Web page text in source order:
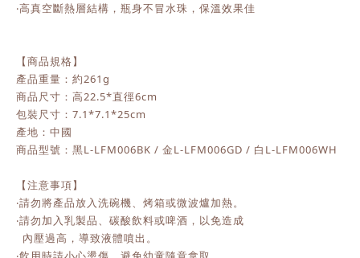
‧高真空斷熱層結構，瓶身不冒水珠，保溫效果佳
【商品規格】
產品重量：約261g
商品尺寸：高22.5*直徑6cm
包裝尺寸：7.1*7.1*25cm
產地：中國
商品型號：黑L-LFM006BK / 金L-LFM006GD / 白L-LFM006WH
【注意事項】
‧請勿將產品放入洗碗機、烤箱或微波爐加熱。
‧請勿加入乳製品、碳酸飲料或啤酒，以免造成
內壓過高，導致液體噴出。